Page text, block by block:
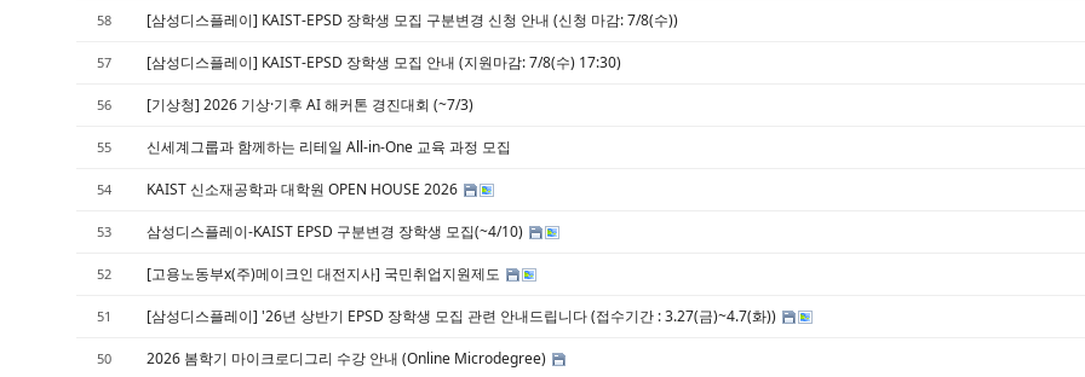
58 [삼성디스플레이] KAIST-EPSD 장학생 모집 구분변경 신청 안내 (신청 마감: 7/8(수))
57 [삼성디스플레이] KAIST-EPSD 장학생 모집 안내 (지원마감: 7/8(수) 17:30)
56 [기상청] 2026 기상·기후 AI 해커톤 경진대회 (~7/3)
55 신세계그룹과 함께하는 리테일 All-in-One 교육 과정 모집
54 KAIST 신소재공학과 대학원 OPEN HOUSE 2026
53 삼성디스플레이-KAIST EPSD 구분변경 장학생 모집(~4/10)
52 [고용노동부x(주)메이크인 대전지사] 국민취업지원제도
51 [삼성디스플레이] '26년 상반기 EPSD 장학생 모집 관련 안내드립니다 (접수기간 : 3.27(금)~4.7(화))
50 2026 봄학기 마이크로디그리 수강 안내 (Online Microdegree)